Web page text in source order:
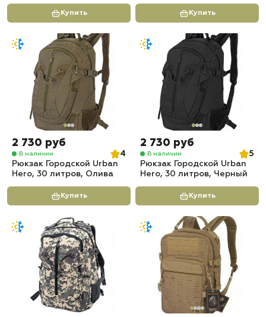
Купить Купить
2 730 руб
В наличии
4
Рюкзак Городской Urban
Hero, 30 литров, Олива
Купить
2 730 руб
В наличии
5
Рюкзак Городской Urban
Hero, 30 литров, Черный
Купить